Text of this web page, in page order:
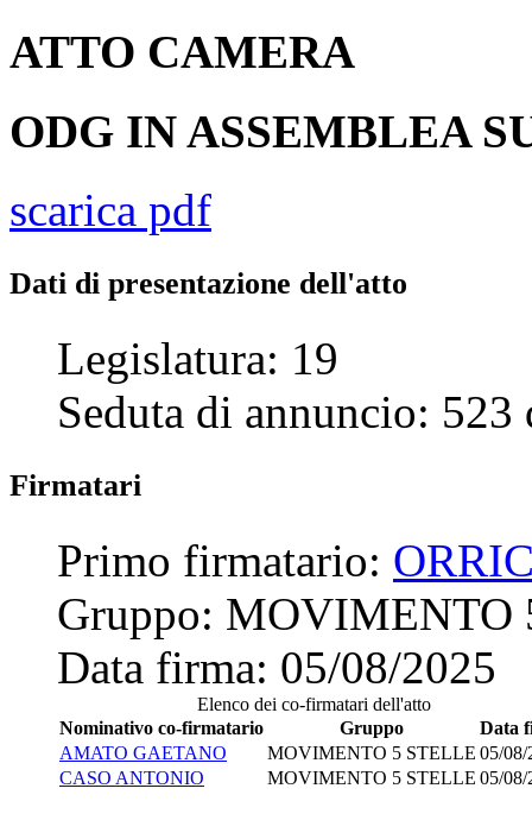
ATTO CAMERA
ODG IN ASSEMBLEA
scarica pdf
Dati di presentazione dell'atto
Legislatura: 19
Seduta di annuncio: 523
Firmatari
Primo firmatario:
Gruppo: MOVIMENTO
Data firma: 05/08/2025
Elenco dei co-firmatari dell'atto
Nominativo co-firmatario
Gruppo
Data
AMATO GAETANO
MOVIMENTO 5 STELLE 05/08/
CASO ANTONIO
MOVIMENTO 5 STELLE 05/08/